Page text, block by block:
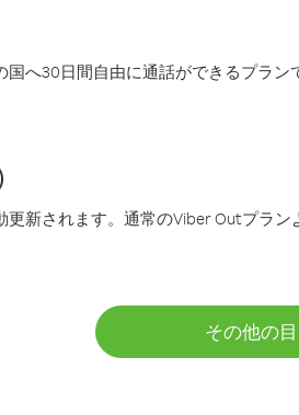
へ30日間自由に通話ができるプラ
新されます。通常のViber Outプラン
その他の